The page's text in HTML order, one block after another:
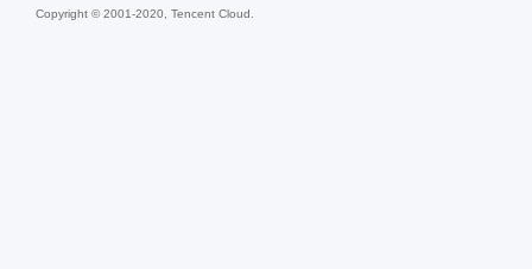
Copyright © 2001-2020, Tencent Cloud.